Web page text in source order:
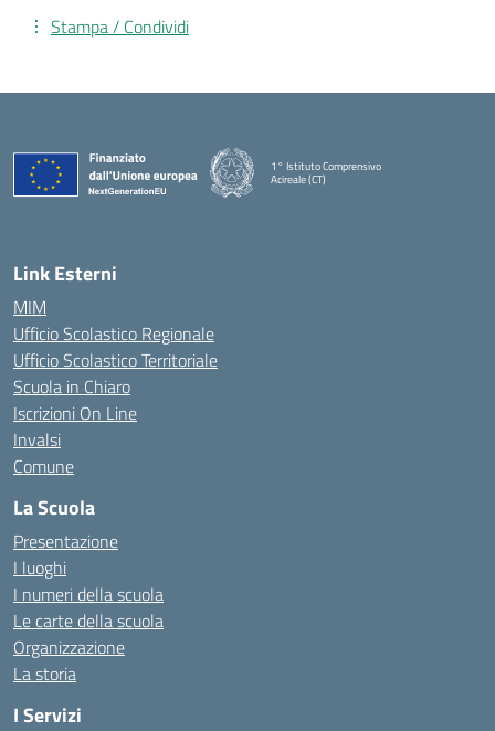
Stampa / Condividi
1° Istituto Comprensivo
Acireale (CT)
Link Esterni
MIM
Ufficio Scolastico Regionale
Ufficio Scolastico Territoriale
Scuola in Chiaro
Iscrizioni On Line
Invalsi
Comune
La Scuola
Presentazione
I luoghi
I numeri della scuola
Le carte della scuola
Organizzazione
La storia
I Servizi